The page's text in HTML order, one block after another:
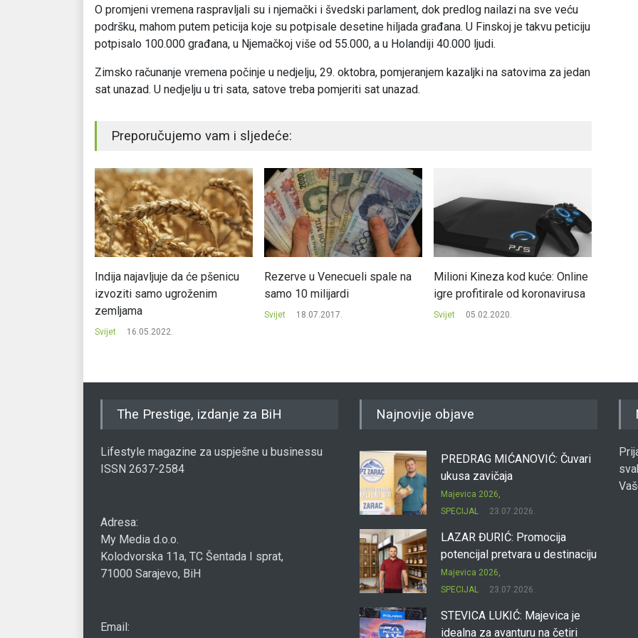
O promjeni vremena raspravljali su i njemački i švedski parlament, dok predlog nailazi na sve veću
podršku, mahom putem peticija koje su potpisale desetine hiljada građana. U Finskoj je takvu peticiju
potpisalo 100.000 građana, u Njemačkoj više od 55.000, a u Holandiji 40.000 ljudi.
Zimsko računanje vremena počinje u nedjelju, 29. oktobra, pomjeranjem kazaljki na satovima za jedan
sat unazad. U nedjelju u tri sata, satove treba pomjeriti sat unazad.
Preporučujemo vam i sljedeće:
Indija najavljuje da će pšenicu
izvoziti samo ugroženim
zemljama
Svijet 16.05.2022.
Rezerve u Venecueli spale na
samo 10 milijardi
Svijet 18.07.2017.
Milioni Kineza kod kuće: Online
igre profitirale od koronavirusa
Svijet 05.02.2020.
The Prestige, izdanje za BiH
Lifestyle magazine za uspješne u businessu
ISSN 2637-2584
Adresa:
My Media d.o.o.
Kolodvorska 11a, TC Šentada I sprat,
71000 Sarajevo, BiH
Email:
Najnovije objave
PREDRAG MIĆANOVIĆ: Čuvari
ukusa zavičaja
Majevica 2026
SPECIJAL
23.07.2026.
LAZAR ĐURIĆ: Promocija
potencijal pretvara u destinaciju
Majevica 2026
SPECIJAL
23.07.2026.
STEVICA LUKIĆ: Majevica je
idealna za avanturu na četiri